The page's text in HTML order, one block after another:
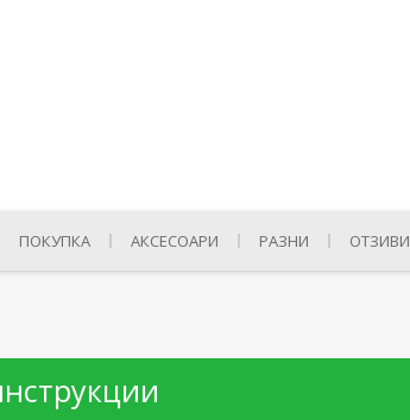
ПОКУПКА АКСЕСОАРИ РАЗНИ ОТЗИВИ